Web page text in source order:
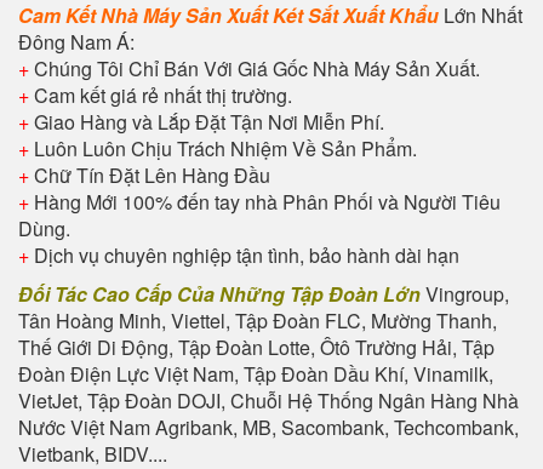
Cam Kết Nhà Máy Sản Xuất KétSắt Xuất Khẩu Lớn Nhất
Đông Nam Á:
+Chúng Tôi Chỉ Bán Với Giá Gốc Nhà Máy Sản Xuất.
+Cam kết giá rẻ nhất thị trường.
+Giao Hàng và Lắp Đặt Tận Nơi Miễn Phí.
+ Luôn Luôn Chịu Trách Nhiệm Về Sản Phẩm.
+Chữ Tín Đặt Lên Hàng Đầu
+ Hàng Mới 100% đến tay nhà Phân Phối và Người Tiêu
Dùng.
+ Dịch vụ chuyên nghiệp tận tình, bảo hành dài hạn
Đối Tác Cao Cấp Của Những Tập Đoàn LớnVingroup,
Tân Hoàng Minh, Viettel, Tập Đoàn FLC, Mường Thanh,
Thế Giới Di Động, Tập Đoàn Lotte, Ôtô Trường Hải, Tập
Đoàn Điện Lực Việt Nam, Tập Đoàn Dầu Khí, Vinamilk,
VietJet, Tập Đoàn DOJI, Chuỗi Hệ Thống Ngân Hàng Nhà
Nước Việt Nam Agribank, MB, Sacombank, Techcombank,
Vietbank, BIDV....